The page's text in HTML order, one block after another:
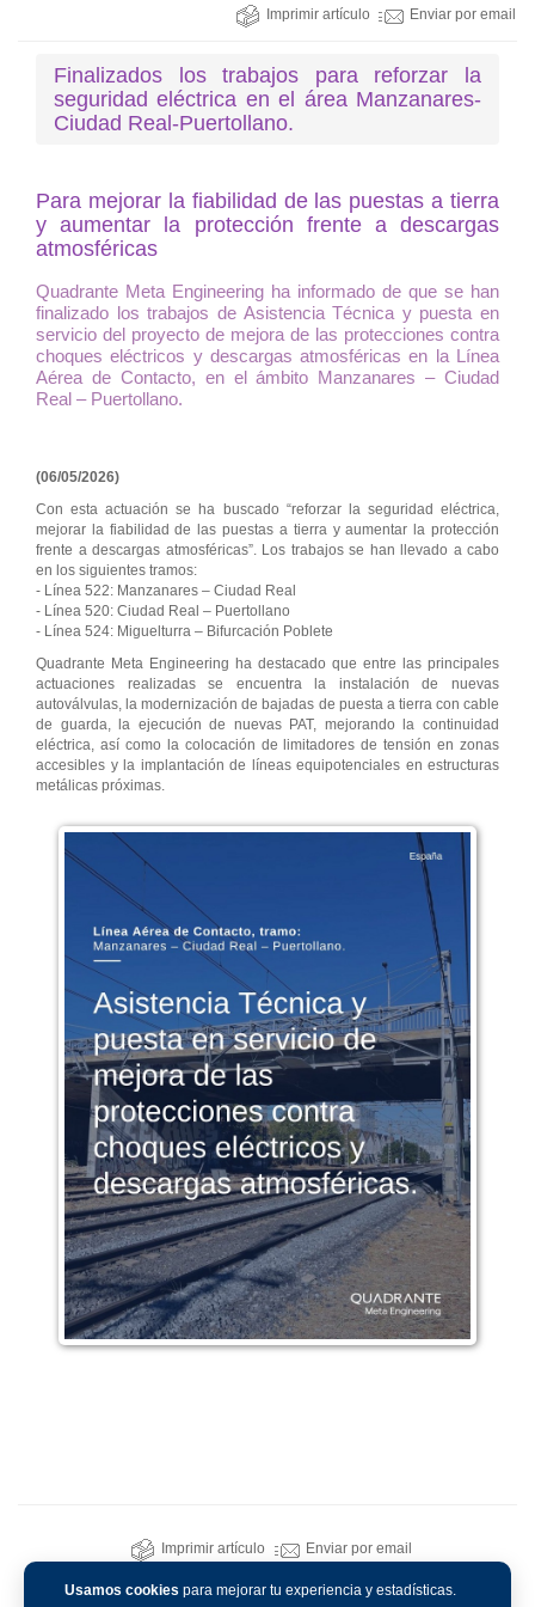
Usamos cookies para mejorar tu experiencia y estadísticas.
Imprimir artículo Enviar por email
Finalizados los trabajos para reforzar la
seguridad eléctrica en el área Manzanares-
Ciudad Real-Puertollano.
Para mejorar la fiabilidad de las puestas a tierra
y aumentar la protección frente a descargas
atmosféricas
Quadrante Meta Engineering ha informado de que se han
finalizado los trabajos de Asistencia Técnica y puesta en
servicio del proyecto de mejora de las protecciones contra
choques eléctricos y descargas atmosféricas en la Línea
Aérea de Contacto, en el ámbito Manzanares – Ciudad
Real – Puertollano.
(06/05/2026)
Con esta actuación se ha buscado “reforzar la seguridad eléctrica,
mejorar la fiabilidad de las puestas a tierra y aumentar la protección
frente a descargas atmosféricas”. Los trabajos se han llevado a cabo
en los siguientes tramos:
- Línea 522: Manzanares – Ciudad Real
- Línea 520: Ciudad Real – Puertollano
- Línea 524: Miguelturra – Bifurcación Poblete
Quadrante Meta Engineering ha destacado que entre las principales
actuaciones realizadas se encuentra la instalación de nuevas
autoválvulas, la modernización de bajadas de puesta a tierra con cable
de guarda, la ejecución de nuevas PAT, mejorando la continuidad
eléctrica, así como la colocación de limitadores de tensión en zonas
accesibles y la implantación de líneas equipotenciales en estructuras
metálicas próximas.
Imprimir artículo Enviar por email